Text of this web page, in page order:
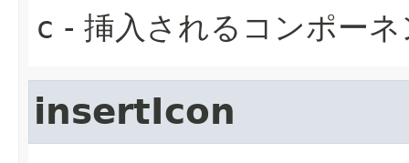
c - 挿入されるコンポー
insertIcon